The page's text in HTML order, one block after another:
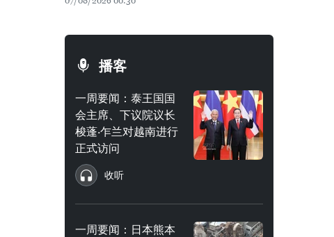
播客
一周要闻：泰王国国
会主席、下议院议长
梭蓬·乍兰对越南进行
正式访问
收听
一周要闻：日本熊本